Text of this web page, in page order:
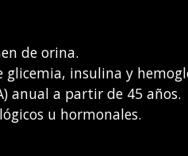
de orina.
glicemia, insulina y
anual a partir de 45 años.
u hormonales.